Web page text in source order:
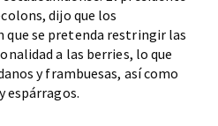
dijo que los
que se pretenda restringir las
a las berries, lo que
y frambuesas, así como
espárragos.